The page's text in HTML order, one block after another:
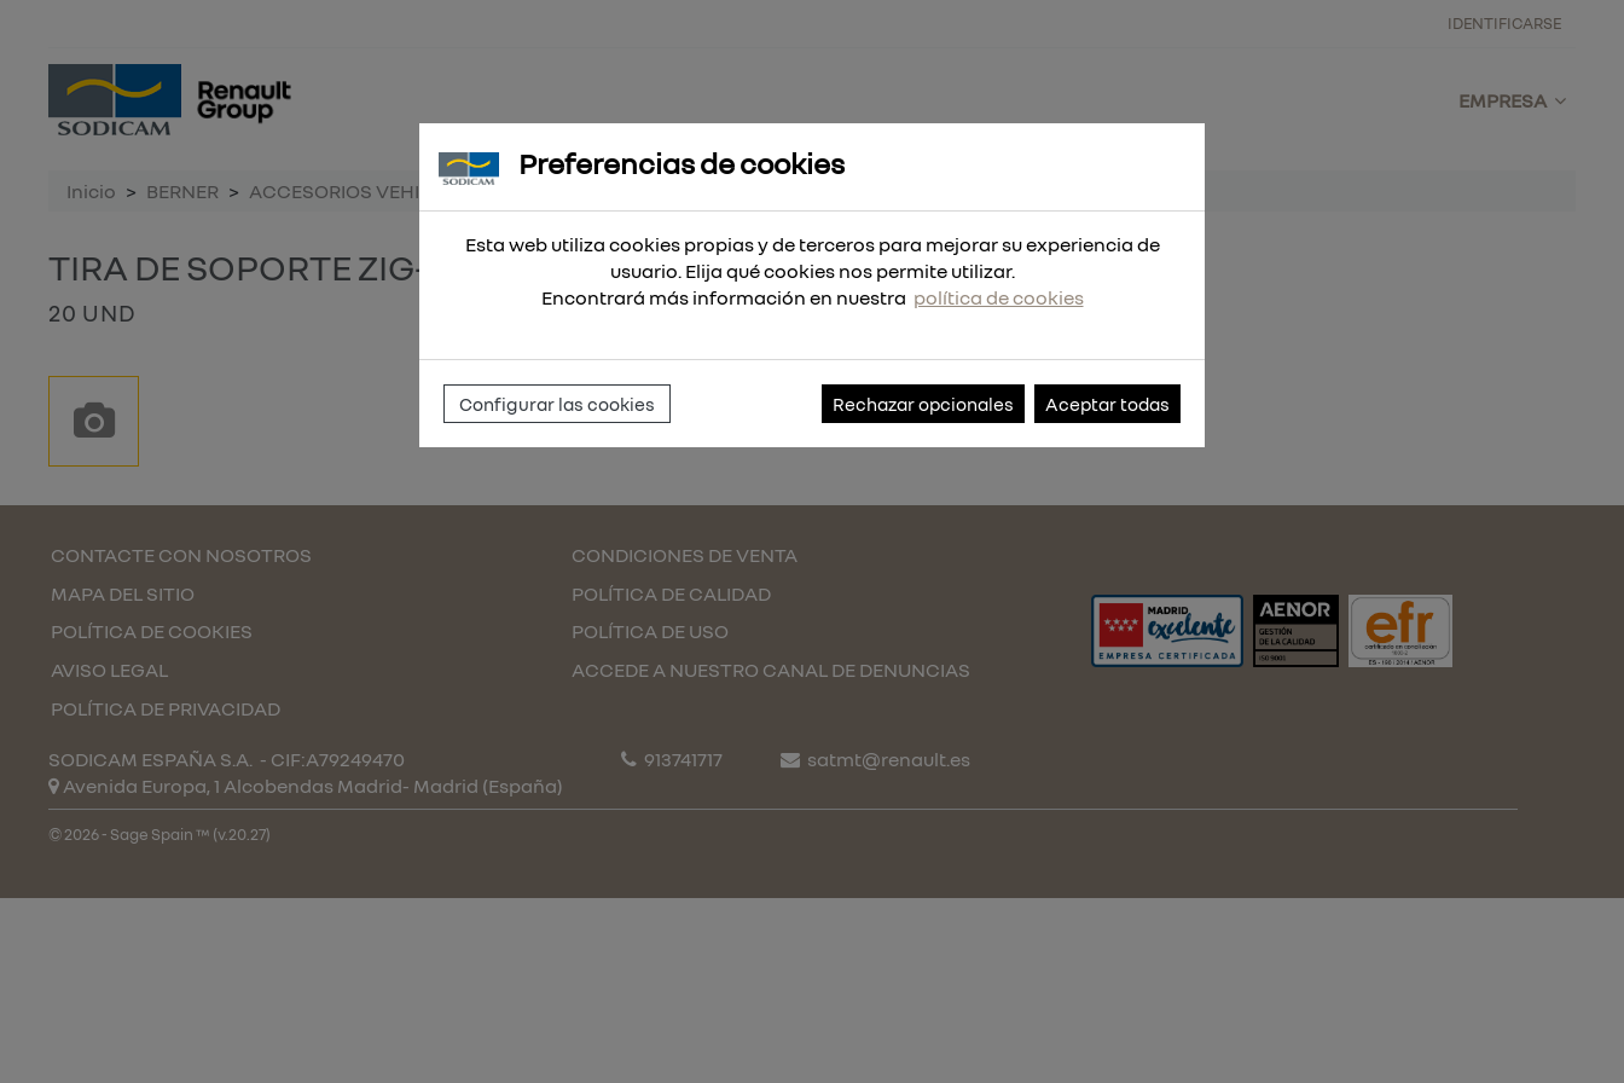
IDENTIFICARSE
EMPRESA
Inicio BERNER ACCESORIOS VEHICULO
TIRA DE SOPORTE ZIG-ZAG 50MM
20 UND
Referencia:1002178-20
CONTACTE CON NOSOTROS
MAPA DEL SITIO
POLÍTICA DE COOKIES
AVISO LEGAL
POLÍTICA DE PRIVACIDAD
CONDICIONES DE VENTA
POLÍTICA DE CALIDAD
POLÍTICA DE USO
ACCEDE A NUESTRO CANAL DE DENUNCIAS
SODICAM ESPAÑA S.A. - CIF:A79249470
Avenida Europa, 1 Alcobendas Madrid- Madrid (España)
913741717 satmt@renault.es
© 2026 - Sage Spain ™ (v.20.27)
Preferencias de cookies
Esta web utiliza cookies propias y de terceros para mejorar su experiencia de
usuario. Elija qué cookies nos permite utilizar.
Encontrará más información en nuestra política de cookies
Configurar las cookies Rechazar opcionales Aceptar todas